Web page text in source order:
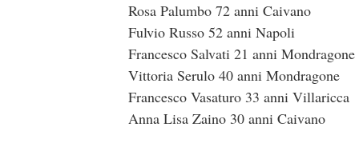
Rosa Palumbo 72 anni Caivano
Fulvio Russo 52 anni Napoli
Francesco Salvati 21 anni Mondragone
Vittoria Serulo 40 anni Mondragone
Francesco Vasaturo 33 anni Villaricca
Anna Lisa Zaino 30 anni Caivano